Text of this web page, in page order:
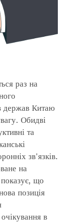
раз на
держав Китаю
Обидві
та
зв'язків.
на
показує, що
позиція
в